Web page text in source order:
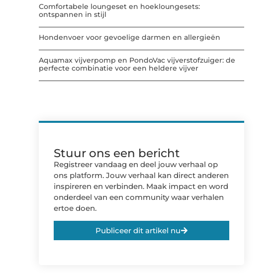
Comfortabele loungeset en hoekloungesets:
ontspannen in stijl
Hondenvoer voor gevoelige darmen en allergieën
Aquamax vijverpomp en PondoVac vijverstofzuiger: de
perfecte combinatie voor een heldere vijver
Stuur ons een bericht
Registreer vandaag en deel jouw verhaal op
ons platform. Jouw verhaal kan direct anderen
inspireren en verbinden. Maak impact en word
onderdeel van een community waar verhalen
ertoe doen.
Publiceer dit artikel nu